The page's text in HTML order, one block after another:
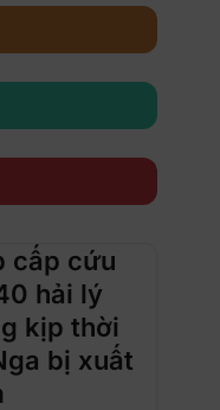
cấp cứu
hải lý
kịp thời
bị xuất